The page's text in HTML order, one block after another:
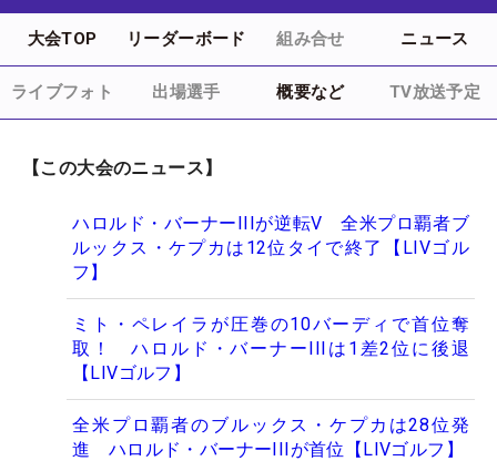
大会TOP リーダーボード 組み合せ ニュース
ライブフォト 出場選手 概要など TV放送予定
【この大会のニュース】
ハロルド・バーナーIIIが逆転V 全米プロ覇者ブ
ルックス・ケプカは12位タイで終了【LIVゴル
フ】
ミト・ペレイラが圧巻の10バーディで首位奪
取！ ハロルド・バーナーIIIは1差2位に後退
【LIVゴルフ】
全米プロ覇者のブルックス・ケプカは28位発
進 ハロルド・バーナーIIIが首位【LIVゴルフ】